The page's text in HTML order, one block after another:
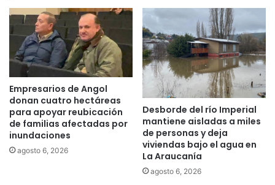
e
r
a
n
c
i
a
t
i
v
Empresarios de Angol
donan cuatro hectáreas
para apoyar reubicación
de familias afectadas por
inundaciones
agosto 6, 2026
Desborde del río Imperial
mantiene aisladas a miles
de personas y deja
viviendas bajo el agua en
La Araucanía
agosto 6, 2026